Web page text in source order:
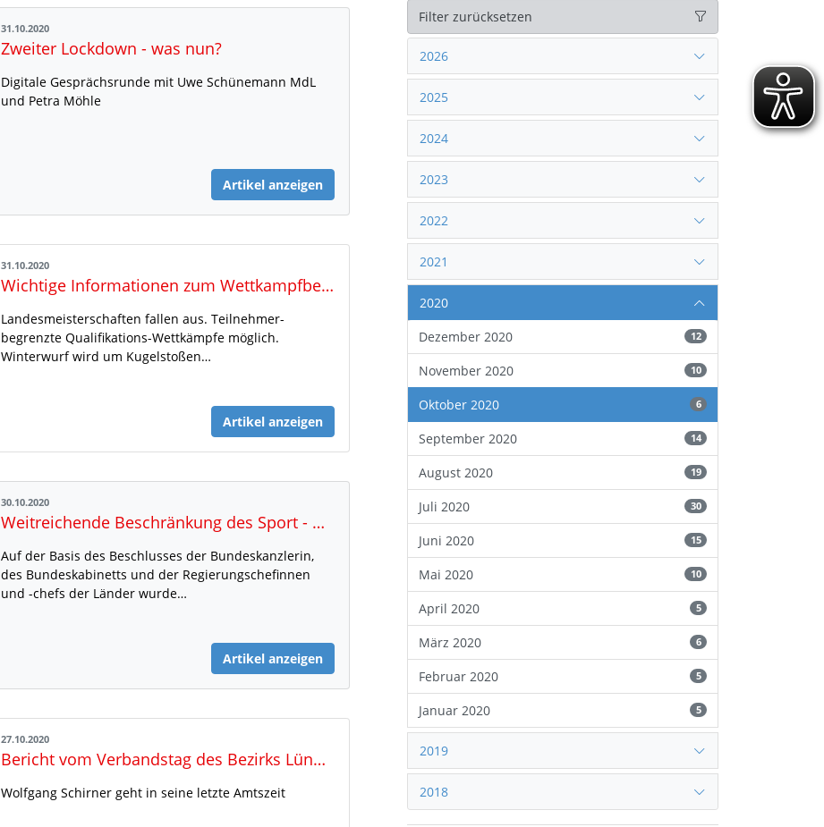
31.10.2020
Zweiter Lockdown - was nun?
Digitale Gesprächsrunde mit Uwe Schünemann MdL
und Petra Möhle
Artikel anzeigen
31.10.2020
Wichtige Informationen zum Wettkampfbetrieb in der Halle
Landesmeisterschaften fallen aus. Teilnehmer-
begrenzte Qualifikations-Wettkämpfe möglich.
Winterwurf wird um Kugelstoßen…
Artikel anzeigen
30.10.2020
Weitreichende Beschränkung des Sport - Neue Nds. Verordnung
Auf der Basis des Beschlusses der Bundeskanzlerin,
des Bundeskabinetts und der Regierungschefinnen
und -chefs der Länder wurde…
Artikel anzeigen
27.10.2020
Bericht vom Verbandstag des Bezirks Lüneburg
Wolfgang Schirner geht in seine letzte Amtszeit
Filter zurücksetzen
2026
2025
2024
2023
2022
2021
2020
Dezember 2020
12
November 2020 10
Oktober 2020 6
September 2020 14
August 2020 19
Juli 2020 30
Juni 2020 15
Mai 2020 10
April 2020 5
März 2020 6
Februar 2020 5
Januar 2020 5
2019
2018